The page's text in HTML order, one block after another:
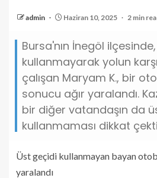
admin Haziran 10, 2025 2 min
Bursa'nın İnegöl
kullanmayarak yolun
çalışan Maryam K., bir
sonucu ağır yaralandı.
bir diğer vatandaşın da
kullanmaması dikkat
Üst geçidi kullanmayan bayan
yaralandı